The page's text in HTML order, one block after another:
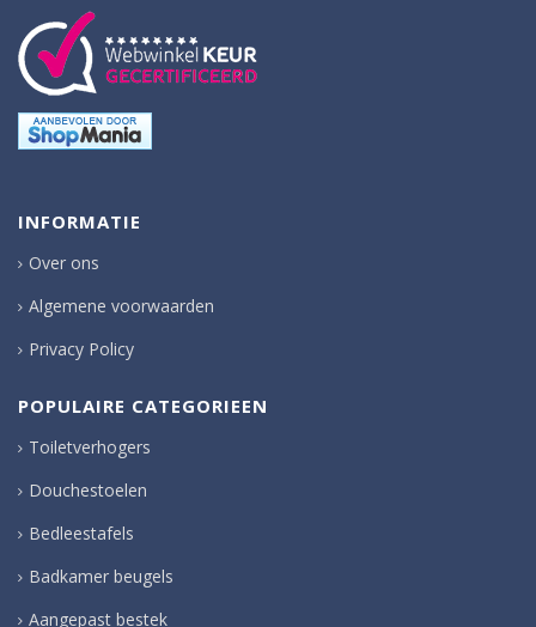
INFORMATIE
Over ons
Algemene voorwaarden
Privacy Policy
POPULAIRE CATEGORIEEN
Toiletverhogers
Douchestoelen
Bedleestafels
Badkamer beugels
Aangepast bestek